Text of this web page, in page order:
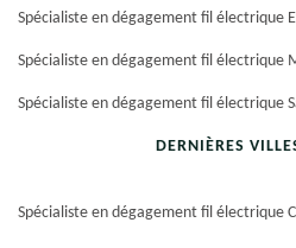
Spécialiste en dégagement fil électrique
Spécialiste en dégagement fil électrique
Spécialiste en dégagement fil électrique
DERNIÈRES
Spécialiste en dégagement fil électrique